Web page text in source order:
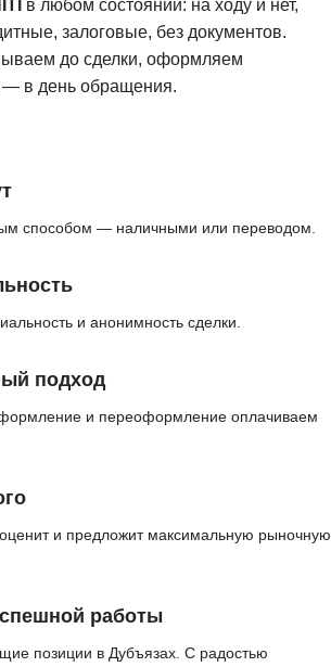
в любом состоянии: на ходу и нет,
залоговые, без документов.
до сделки, оформляем
— в день обращения.
способом — наличными или переводом.
и анонимность сделки.
подход
и переоформление оплачиваем
и предложит максимальную рыночную
работы
позиции в Дубъязах. С радостью